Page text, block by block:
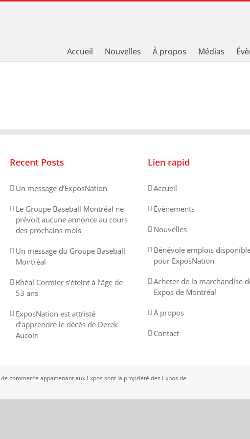
Accueil Nouvelles À propos Médias
Recent Posts
Un message d’ExposNation
Le Groupe Baseball Montréal ne
prévoit aucune annonce au cours
des prochains mois
Un message du Groupe Baseball
Montréal
Rhéal Cormier s’éteint à l’âge de
53 ans
ExposNation est attristé
d’apprendre le décès de Derek
Aucoin
Lien rapid
Accueil
Évènements
Nouvelles
Bénévole emplois
pour ExposNation
Acheter de la marchandise
Expos de Montréal
À propos
Contact
commerce appartenant aux Expos sont la propriété des Expos de